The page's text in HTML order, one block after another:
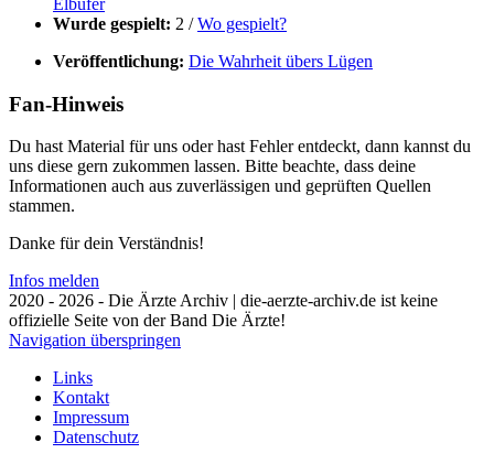
Wurde gespielt: 2 /Wo gespielt?
Veröffentlichung: Die Wahrheit übers Lügen
Fan-Hinweis
Du hast Material für uns oder hast Fehler entdeckt, dann kannst du
uns diese gern zukommen lassen. Bitte beachte, dass deine
Informationen auch aus zuverlässigen und geprüften Quellen
stammen.
Danke für dein Verständnis!
Infos melden
2020 - 2026 - Die Ärzte Archiv | die-aerzte-archiv.de ist keine
offizielle Seite von der Band Die Ärzte!
Navigation überspringen
Links
Kontakt
Impressum
Datenschutz